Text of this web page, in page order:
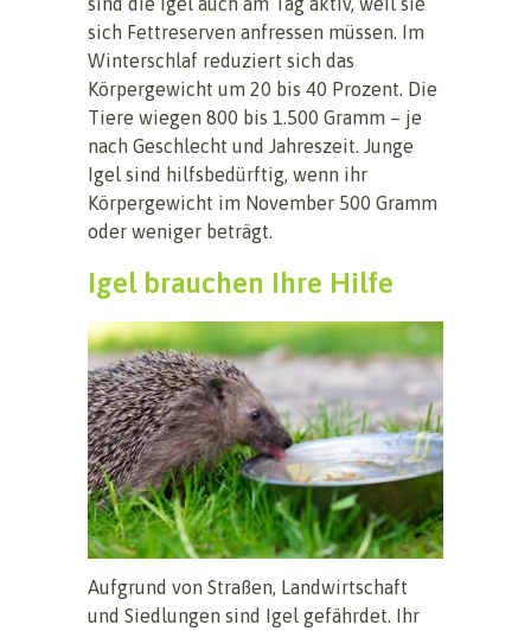
sich Fettreserven anfressen müssen. Im
Winterschlaf reduziert sich das
Körpergewicht um 20 bis 40 Prozent. Die
Tiere wiegen 800 bis 1.500 Gramm – je
nach Geschlecht und Jahreszeit. Junge
Igel sind hilfsbedürftig, wenn ihr
Körpergewicht im November 500 Gramm
oder weniger beträgt.
Igel brauchen Ihre Hilfe
Aufgrund von Straßen, Landwirtschaft
und Siedlungen sind Igel gefährdet. Ihr